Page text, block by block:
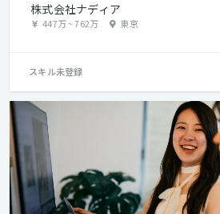
株式会社ナディア
447万~762万 東京
スキル未登録